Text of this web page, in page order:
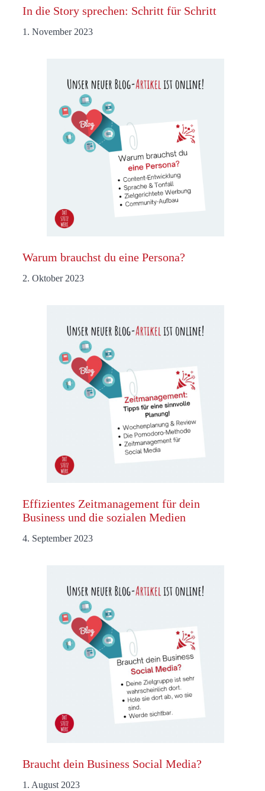
In die Story sprechen: Schritt für Schritt
1. November 2023
Warum brauchst du eine Persona?
2. Oktober 2023
Effizientes Zeitmanagement für dein
Business und die sozialen Medien
4. September 2023
Braucht dein Business Social Media?
1. August 2023